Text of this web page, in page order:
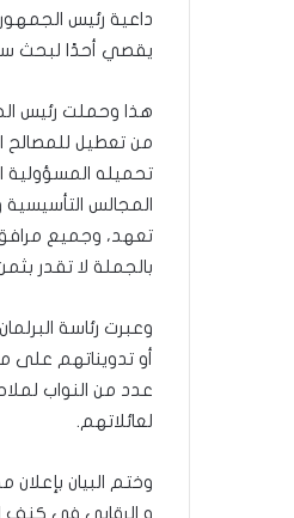
داعية رئيس
يقصي أحدًا لبحث
هذا وحملت رئيس
من تعطيل للمصالح
تحميله المسؤولية
بالجملة لا تقدر
وعبرت رئاسة
أو تدويناتهم على
عدد من النواب
لعائلاتهم.
وختم البيان
و الرقابي في كنف